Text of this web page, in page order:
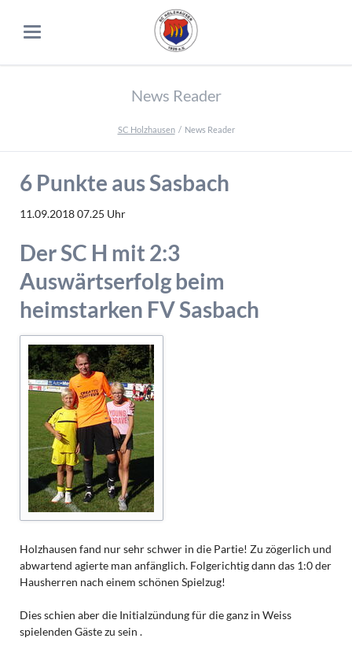
News Reader
SC Holzhausen News Reader
6 Punkte aus Sasbach
11.09.2018 07.25 Uhr
Der SC H mit 2:3
Auswärtserfolg beim
heimstarken FV Sasbach
Holzhausen fand nur sehr schwer in die Partie! Zu zögerlich und
abwartend agierte man anfänglich. Folgerichtig dann das 1:0 der
Hausherren nach einem schönen Spielzug!
Dies schien aber die Initialzündung für die ganz in Weiss
spielenden Gäste zu sein .